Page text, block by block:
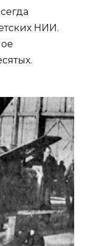
НИИ.